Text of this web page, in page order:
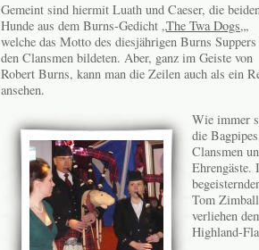
Gemeint sind hiermit Luath und Caeser, die
Hunde aus dem Burns-Gedicht „The Twa Dogs„,
welche das Motto des diesjährigen Burns
den Clansmen bildeten. Aber, ganz im Geiste von
Robert Burns, kann man die Zeilen auch als ein
ansehen.
Wie immer
die
Clansmen
Ehrengäste.
Tom
verliehen
Highland-